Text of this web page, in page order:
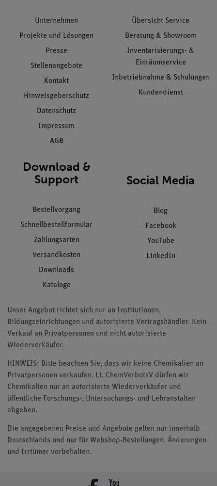
Unternehmen
Projekte und Lösungen
Presse
Stellenangebote
Kontakt
Hinweisgeberschutz
Datenschutz
Impressum
AGB
Übersicht Service
Beratung & Showroom
Inventarisierungs- &
Einräumservice
Inbetriebnahme & Schulungen
Kundendienst
Download &
Support
Bestellvorgang
Schnellbestellformular
Zahlungsarten
Versandkosten
Downloads
Kataloge
Social Media
Blog
Facebook
YouTube
LinkedIn
Unser Angebot richtet sich nur an Institutionen,
Bildungseinrichtungen und autorisierte Vertragshändler. Kein
Verkauf an Privatpersonen und nicht autorisierte
Wiederverkäufer.
HINWEIS: Bitte beachten Sie, dass wir keine Chemikalien an
Privatpersonen verkaufen. Lt. ChemVerbotsV dürfen wir
Chemikalien nur an autorisierte Wiederverkäufer und
öffentliche Forschungs-, Untersuchungs- und Lehranstalten
abgeben.
Die angegebenen Preise und Angebote gelten nur innerhalb
Deutschlands und nur für Webshop-Bestellungen. Änderungen
und Irrtümer vorbehalten.